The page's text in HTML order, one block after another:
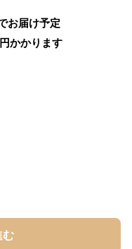
お届け予定
円かかります
む